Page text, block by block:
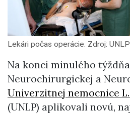
Lekári počas operácie. Zdroj:
Na konci minulého
Neurochirurgickej a
Univerzitnej nemocnice
(UNLP) aplikovali novú,